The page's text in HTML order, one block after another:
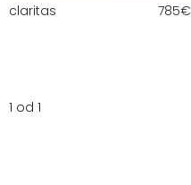
claritas 785€
1 od 1